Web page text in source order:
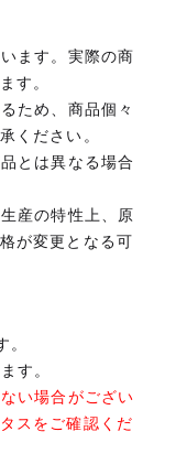
ます。実際の商
す。
ため、商品個々
ください。
とは異なる場合
産の特性上、原
が変更となる可
。
す。
い場合がござい
スをご確認くだ